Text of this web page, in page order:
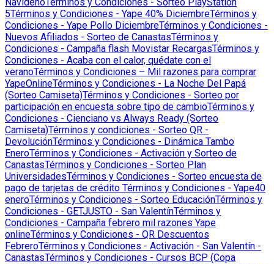
5Términos y Condiciones - Yape 40% DiciembreTérminos y
Condiciones - Yape Pollo DiciembreTérminos y Condiciones -
Nuevos Afiliados - Sorteo de CanastasTérminos y
Condiciones - Campaña flash Movistar RecargasTérminos y
Condiciones - Acaba con el calor, quédate con el
veranoTérminos y Condiciones – Mil razones para comprar
YapeOnlineTérminos y Condiciones - La Noche Del Papá
(Sorteo Camiseta)Términos y Condiciones - Sorteo por
participación en encuesta sobre tipo de cambioTérminos y
Condiciones - Cienciano vs Always Ready (Sorteo
Camiseta)Términos y condiciones - Sorteo QR -
DevoluciónTérminos y Condiciones - Dinámica Tambo
EneroTérminos y Condiciones - Activación y Sorteo de
CanastasTérminos y Condiciones - Sorteo Plan
UniversidadesTérminos y Condiciones - Sorteo encuesta de
pago de tarjetas de crédito Términos y Condiciones - Yape40
eneroTérminos y Condiciones - Sorteo EducaciónTérminos y
Condiciones - GETJUSTO - San ValentínTérminos y
Condiciones - Campaña febrero mil razones Yape
onlineTérminos y Condiciones - QR Descuentos
FebreroTérminos y Condiciones - Activación - San Valentín -
CanastasTérminos y Condiciones - Cursos BCP (Copa